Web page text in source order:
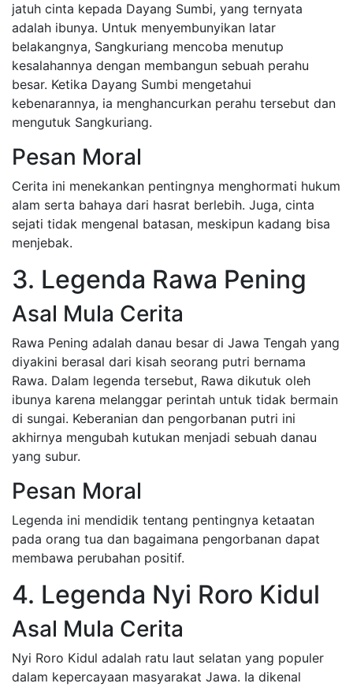
jatuh cinta kepada Dayang Sumbi, yang ternyata
adalah ibunya. Untuk menyembunyikan latar
belakangnya, Sangkuriang mencoba menutup
kesalahannya dengan membangun sebuah perahu
besar. Ketika Dayang Sumbi mengetahui
kebenarannya, ia menghancurkan perahu tersebut dan
mengutuk Sangkuriang.
Pesan Moral
Cerita ini menekankan pentingnya menghormati hukum
alam serta bahaya dari hasrat berlebih. Juga, cinta
sejati tidak mengenal batasan, meskipun kadang bisa
menjebak.
3. Legenda Rawa Pening
Asal Mula Cerita
Rawa Pening adalah danau besar di Jawa Tengah yang
diyakini berasal dari kisah seorang putri bernama
Rawa. Dalam legenda tersebut, Rawa dikutuk oleh
ibunya karena melanggar perintah untuk tidak bermain
di sungai. Keberanian dan pengorbanan putri ini
akhirnya mengubah kutukan menjadi sebuah danau
yang subur.
Pesan Moral
Legenda ini mendidik tentang pentingnya ketaatan
pada orang tua dan bagaimana pengorbanan dapat
membawa perubahan positif.
4. Legenda Nyi Roro Kidul
Asal Mula Cerita
Nyi Roro Kidul adalah ratu laut selatan yang populer
dalam kepercayaan masyarakat Jawa. Ia dikenal